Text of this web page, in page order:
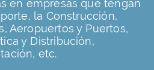
en empresas que tengan
la Construcción,
Aeropuertos y Puertos,
y Distribución,
etc.